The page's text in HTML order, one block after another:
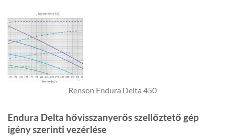
Renson Endura Delta 450
Endura Delta hővisszanyerős szellőztető gép
igény szerinti vezérlése